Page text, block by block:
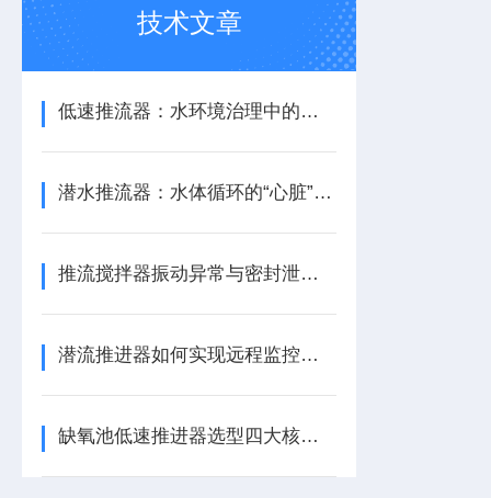
技术文章
低速推流器：水环境治理中的水流循环助力设备
潜水推流器：水体循环的“心脏”与生化反应的推动者
推流搅拌器振动异常与密封泄漏的快速诊断与应急处理
潜流推进器如何实现远程监控与预测性维护？
缺氧池低速推进器选型四大核心参数指南